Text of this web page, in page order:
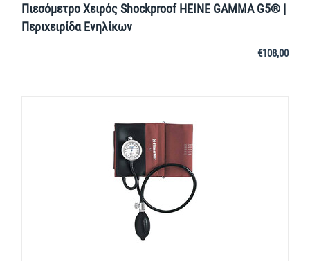
Πιεσόμετρο Χειρός Shockproof HEINE GAMMA G5® |
Περιχειρίδα Ενηλίκων
€108,00